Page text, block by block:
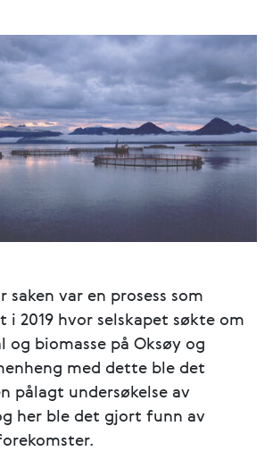
saken var en prosess som
i 2019 hvor selskapet søkte om
og biomasse på Oksøy og
med dette ble det
pålagt undersøkelse av
her ble det gjort funn av